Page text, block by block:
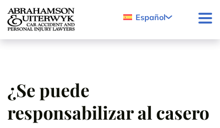
Skip to content
Español
¿Se puede
responsabilizar al casero